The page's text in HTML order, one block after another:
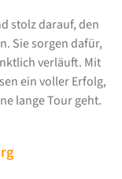
stolz darauf, den
Sie sorgen dafür,
verläuft. Mit
ein voller Erfolg,
lange Tour geht.